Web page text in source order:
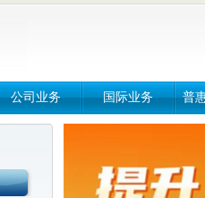
公司业务 国际业务 普